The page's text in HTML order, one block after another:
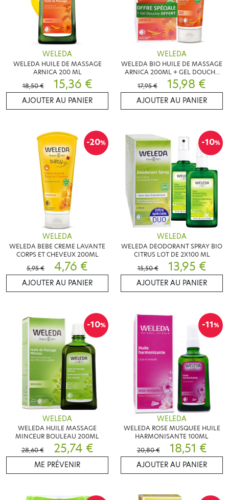
WELEDA
WELEDA HUILE DE MASSAGE
ARNICA 200 ML
18,50 €
15,36 €
AJOUTER AU PANIER
WELEDA
WELEDA BIO HUILE DE MASSAGE
ARNICA 200ML + GEL DOUCHE
SPORT 200ML
17,95 € 15,98 €
AJOUTER AU PANIER
-20%
WELEDA
WELEDA BEBE CREME LAVANTE
CORPS ET CHEVEUX 200ML
5,95 €
4,76 €
AJOUTER AU PANIER
-10%
WELEDA
WELEDA DEODORANT SPRAY BIO
CITRUS LOT DE 2X100 ML
15,50 €
13,95 €
AJOUTER AU PANIER
-10%
WELEDA
WELEDA HUILE MASSAGE
MINCEUR BOULEAU 200ML
28,60 €
25,74 €
ME PRÉVENIR
-11%
WELEDA
WELEDA ROSE MUSQUEE HUILE
HARMONISANTE 100ML
20,80 €
18,51 €
AJOUTER AU PANIER